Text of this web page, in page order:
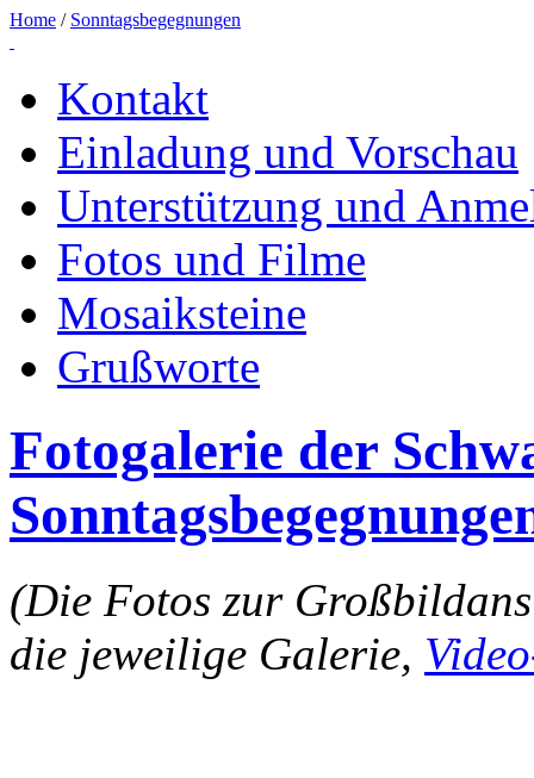
Home / Sonntagsbegegnungen
Kontakt
Einladung und Vorschau
Unterstützung und
Fotos und Filme
Mosaiksteine
Grußworte
Fotogalerie der
(Die Fotos zur
die jeweilige Galerie,